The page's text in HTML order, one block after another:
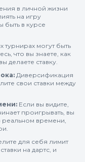
в личной жизни
на игру
быть в курсе
турнирах могут быть
что вы знаете, как
делаете ставку.
Диверсификация
свои ставки между
Если вы видите,
проигрывать, вы
реальном времени,
для себя лимит
на дартс, и